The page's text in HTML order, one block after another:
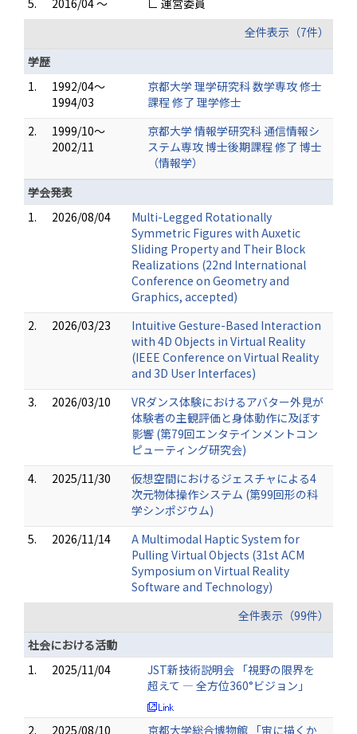
5. 2016/04 ～
∟ 運営委員
全件表示（7件）
学歴
1.
1992/04～
1994/03
京都大学 理学研究科 数学専攻 修士
課程 修了 理学修士
2.
1999/10～
2002/11
京都大学 情報学研究科 通信情報シ
ステム専攻 博士後期課程 修了 博士
（情報学）
学会発表
1.
2026/08/04
Multi-Legged Rotationally
Symmetric Figures with Auxetic
Sliding Property and Their Block
Realizations (22nd International
Conference on Geometry and
Graphics, accepted)
2.
2026/03/23
Intuitive Gesture-Based Interaction
with 4D Objects in Virtual Reality
(IEEE Conference on Virtual Reality
and 3D User Interfaces)
3.
2026/03/10
VRダンス体験におけるアバター外見が
体験者の主観評価と身体動作に及ぼす
影響 (第79回エンタテインメントコン
ピューティング研究会)
4.
2025/11/30
仮想空間におけるジェスチャによる4
次元物体操作システム (第99回形の科
学シンポジウム)
5.
2026/11/14
A Multimodal Haptic System for
Pulling Virtual Objects (31st ACM
Symposium on Virtual Reality
Software and Technology)
全件表示（99件）
社会における活動
1.
2025/11/04
JST新技術説明会 「視野の限界を
超えて ― 全方位360°ビジョン」
2. 2025/08/10
京都大学総合博物館 「宙に描くか